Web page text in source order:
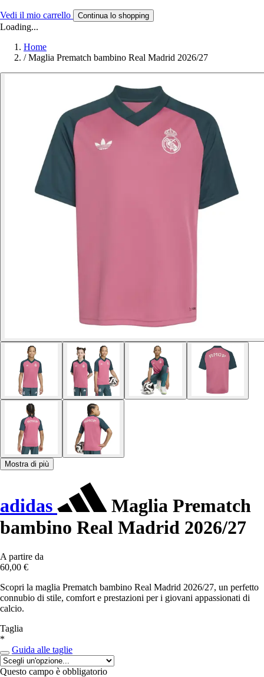
Vedi il mio carrello Continua lo shopping
Loading...
Home
/ Maglia Prematch bambino Real Madrid 2026/27
Mostra di più
adidas
Maglia Prematch
bambino Real Madrid 2026/27
A partire da
60,00 €
Scopri la maglia Prematch bambino Real Madrid 2026/27, un perfetto
connubio di stile, comfort e prestazioni per i giovani appassionati di
calcio.
Taglia
*
Guida alle taglie
Questo campo è obbligatorio